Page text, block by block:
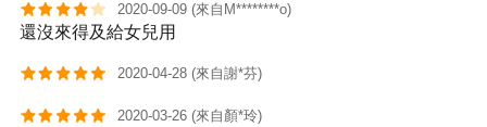
2020-09-09 (來自M********o)
還沒來得及給女兒用
2020-04-28 (來自謝*芬)
2020-03-26 (來自顏*玲)